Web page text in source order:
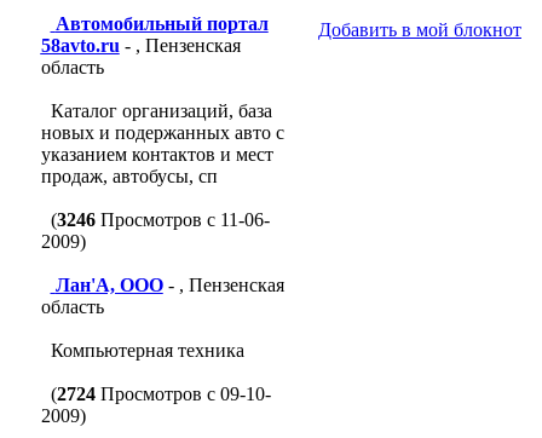
Автомобильный портал
58avto.ru - , Пензенская
область
Каталог организаций, база
новых и подержанных авто с
указанием контактов и мест
продаж, автобусы, сп
(3246Просмотров с 11-06-
2009)
Лан'A, ООО- , Пензенская
область
Компьютерная техника
(2724Просмотров с 09-10-
2009)
Добавить в мой блокнот